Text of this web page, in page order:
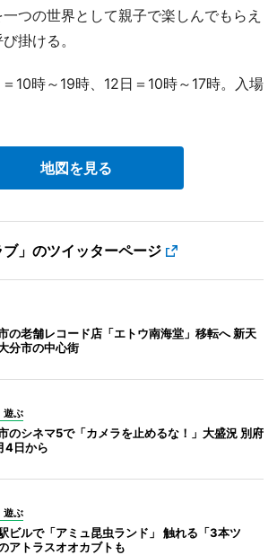
つの世界として親子で楽しんでもらえ
掛ける。
10時～19時、12日＝10時～17時。入場
地図を見る
ブ」のツイッターページ
の老舗レコード店「エトウ南海堂」移転へ 新天
分市の中心街
遊ぶ
のシネマ5で「カメラを止めるな！」大盛況 別府
4日から
遊ぶ
ビルで「アミュ昆虫ランド」 触れる「3本ツ
アトラスオオカブトも